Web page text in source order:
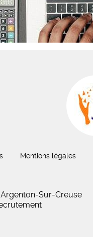
Mentions légales
Sur-Creuse